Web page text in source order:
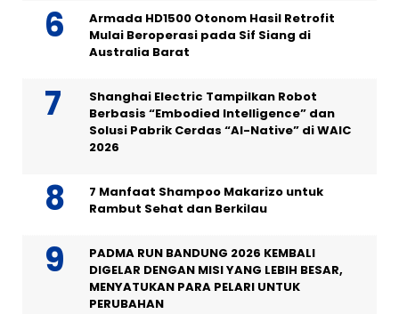
Armada HD1500 Otonom Hasil Retrofit
Mulai Beroperasi pada Sif Siang di
Australia Barat
Shanghai Electric Tampilkan Robot
Berbasis “Embodied Intelligence” dan
Solusi Pabrik Cerdas “AI-Native” di WAIC
2026
7 Manfaat Shampoo Makarizo untuk
Rambut Sehat dan Berkilau
PADMA RUN BANDUNG 2026 KEMBALI
DIGELAR DENGAN MISI YANG LEBIH BESAR,
MENYATUKAN PARA PELARI UNTUK
PERUBAHAN